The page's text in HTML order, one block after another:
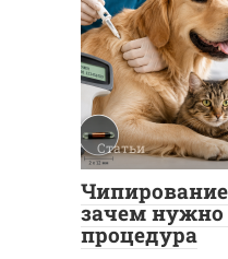
Статьи
зачем нужно
процедура